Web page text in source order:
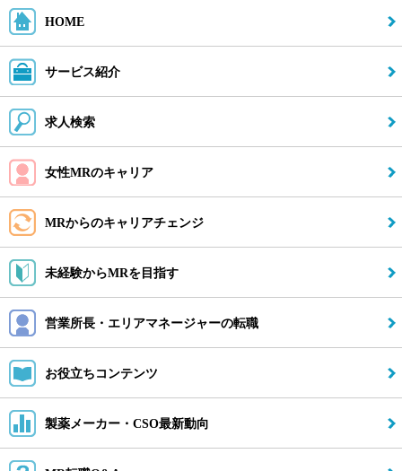
HOME
サービス紹介
求人検索
女性MRのキャリア
MRからのキャリアチェンジ
未経験からMRを目指す
営業所長・エリアマネージャーの転職
お役立ちコンテンツ
製薬メーカー・CSO最新動向